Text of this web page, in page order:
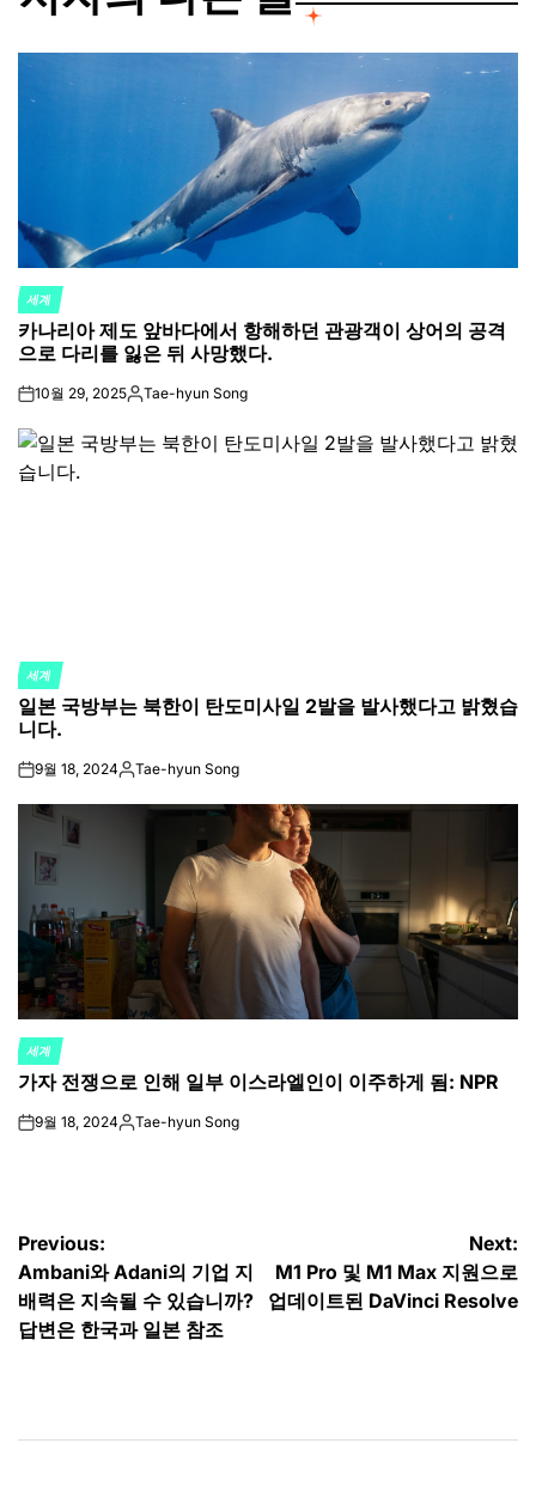
POSTED
IN
세계
카나리아 제도 앞바다에서 항해하던 관광객이 상어의 공격
으로 다리를 잃은 뒤 사망했다.
on10월 29, 2025Posted
Tae-hyun Song
POSTED
IN
세계
일본 국방부는 북한이 탄도미사일 2발을 발사했다고 밝혔습
니다.
on9월 18, 2024Posted
Tae-hyun Song
POSTED
IN
세계
가자 전쟁으로 인해 일부 이스라엘인이 이주하게 됨: NPR
on9월 18, 2024Posted
Tae-hyun Song
글
탐
색
Previous:
Ambani와 Adani의 기업 지
배력은 지속될 수 있습니까?
답변은 한국과 일본 참조
Next:
M1 Pro 및 M1 Max 지원으로
업데이트된 DaVinci Resolve